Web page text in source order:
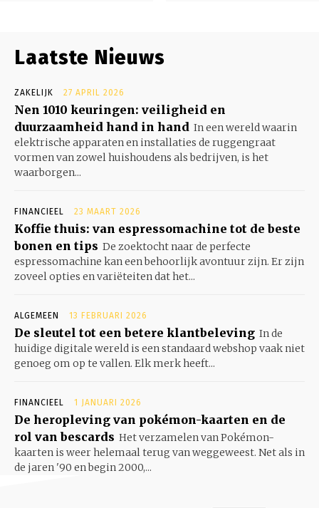
Laatste Nieuws
ZAKELIJK 27 APRIL 2026
Nen 1010 keuringen: veiligheid en
duurzaamheid hand in hand In een wereld waarin
elektrische apparaten en installaties de ruggengraat
vormen van zowel huishoudens als bedrijven, is het
waarborgen...
FINANCIEEL 23 MAART 2026
Koffie thuis: van espressomachine tot de beste
bonen en tips De zoektocht naar de perfecte
espressomachine kan een behoorlijk avontuur zijn. Er zijn
zoveel opties en variëteiten dat het...
ALGEMEEN 13 FEBRUARI 2026
De sleutel tot een betere klantbeleving In de
huidige digitale wereld is een standaard webshop vaak niet
genoeg om op te vallen. Elk merk heeft...
FINANCIEEL 1 JANUARI 2026
De heropleving van pokémon-kaarten en de
rol van bescards Het verzamelen van Pokémon-
kaarten is weer helemaal terug van weggeweest. Net als in
de jaren '90 en begin 2000,...